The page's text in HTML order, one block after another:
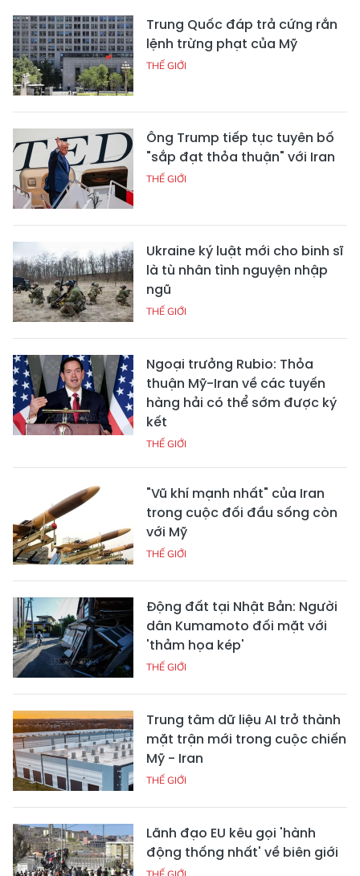
Trung Quốc đáp trả cứng rắn
lệnh trừng phạt của Mỹ
THẾ GIỚI
Ông Trump tiếp tục tuyên bố
"sắp đạt thỏa thuận" với Iran
THẾ GIỚI
Ukraine ký luật mới cho binh sĩ
là tù nhân tình nguyện nhập
ngũ
THẾ GIỚI
Ngoại trưởng Rubio: Thỏa
thuận Mỹ-Iran về các tuyến
hàng hải có thể sớm được ký
kết
THẾ GIỚI
"Vũ khí mạnh nhất" của Iran
trong cuộc đối đầu sống còn
với Mỹ
THẾ GIỚI
Động đất tại Nhật Bản: Người
dân Kumamoto đối mặt với
'thảm họa kép'
THẾ GIỚI
Trung tâm dữ liệu AI trở thành
mặt trận mới trong cuộc chiến
Mỹ - Iran
THẾ GIỚI
Lãnh đạo EU kêu gọi 'hành
động thống nhất' về biên giới